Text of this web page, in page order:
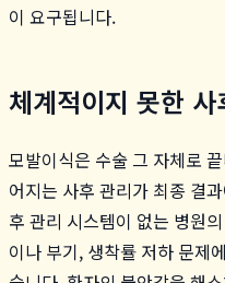
이 요구됩니다.
체계적이지 못한 사
모발이식은 수술 그 자체로
어지는 사후 관리가 최종 결
후 관리 시스템이 없는 병원
이나 부기, 생착률 저하 문제